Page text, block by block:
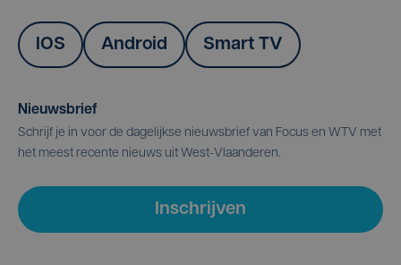
IOS Android Smart TV
Nieuwsbrief
Schrijf je in voor de dagelijkse nieuwsbrief van Focus en WTV met
het meest recente nieuws uit West-Vlaanderen.
Inschrijven